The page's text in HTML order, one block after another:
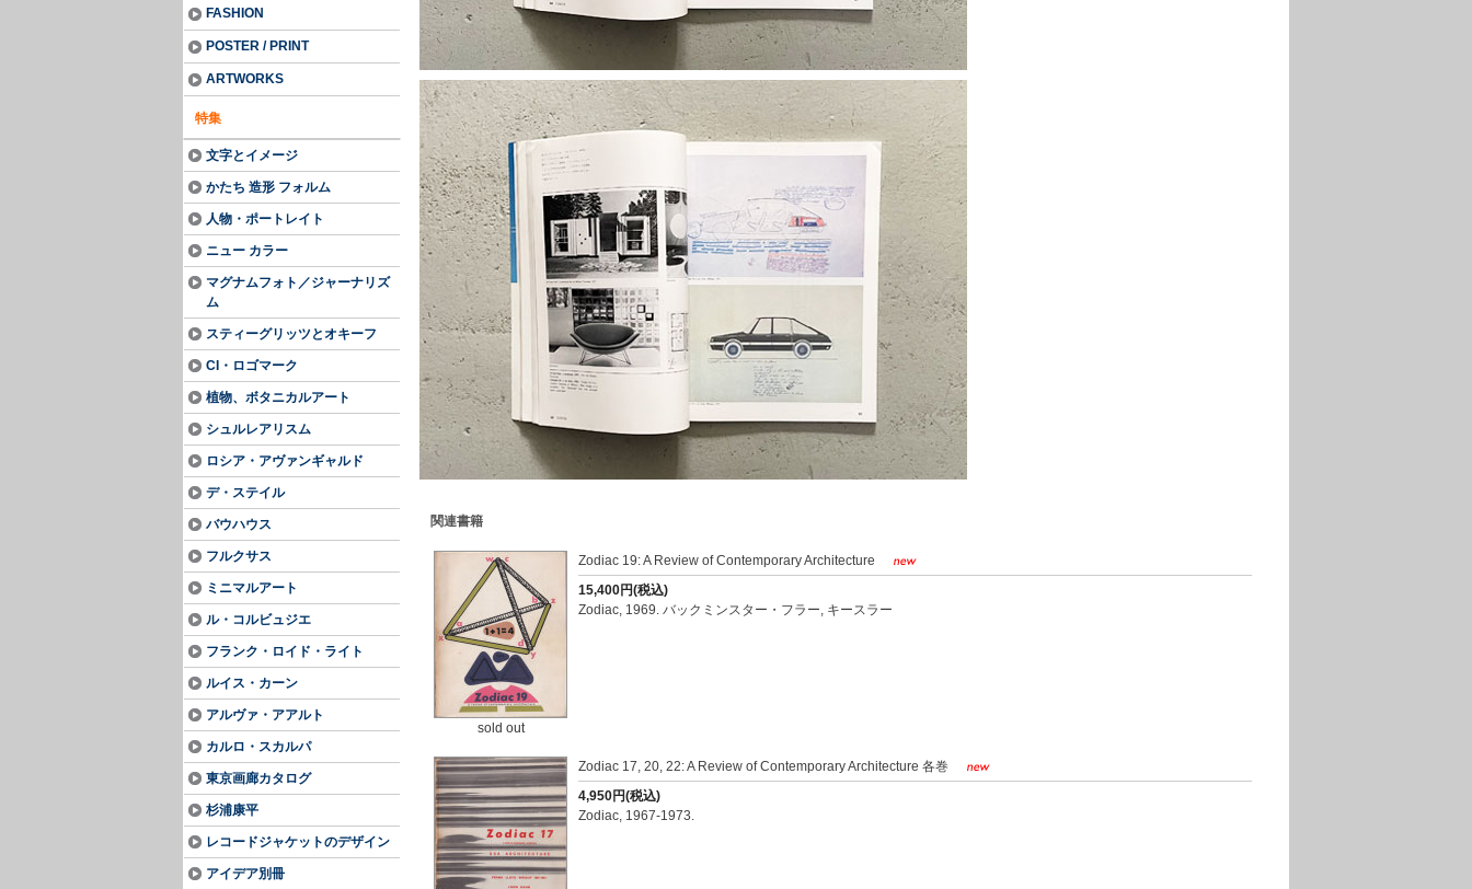
FASHION
POSTER / PRINT
ARTWORKS
特集
文字とイメージ
かたち 造形 フォルム
人物・ポートレイト
ニュー カラー
マグナムフォト／ジャーナリズ
ム
スティーグリッツとオキーフ
CI・ロゴマーク
植物、ボタニカルアート
シュルレアリスム
ロシア・アヴァンギャルド
デ・ステイル
バウハウス
フルクサス
ミニマルアート
ル・コルビュジエ
フランク・ロイド・ライト
ルイス・カーン
アルヴァ・アアルト
カルロ・スカルパ
東京画廊カタログ
杉浦康平
レコードジャケットのデザイン
アイデア別冊
関連書籍
sold out
Zodiac 19: A Review of Contemporary Architecture
15,400円(税込)
Zodiac, 1969. バックミンスター・フラー, キースラー
Zodiac 17, 20, 22: A Review of Contemporary Architecture 各巻
4,950円(税込)
Zodiac, 1967-1973.